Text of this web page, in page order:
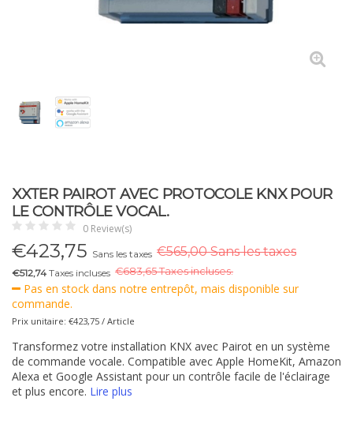
XXTER PAIROT AVEC PROTOCOLE KNX POUR
LE CONTRÔLE VOCAL.
0 Review(s)
€423,75 Sans les taxes €565,00 Sans les taxes
€512,74 Taxes incluses €683,65 Taxes incluses.
Pas en stock dans notre entrepôt, mais disponible sur
commande.
Prix unitaire: €423,75 / Article
Transformez votre installation KNX avec Pairot en un système
de commande vocale. Compatible avec Apple HomeKit, Amazon
Alexa et Google Assistant pour un contrôle facile de l'éclairage
et plus encore. Lire plus